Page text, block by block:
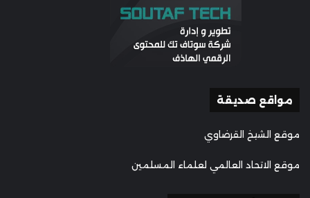
مواقع صديقة
موقع الشيخ القرضاوي
موقع الاتحاد العالمي لعلماء المسلمين